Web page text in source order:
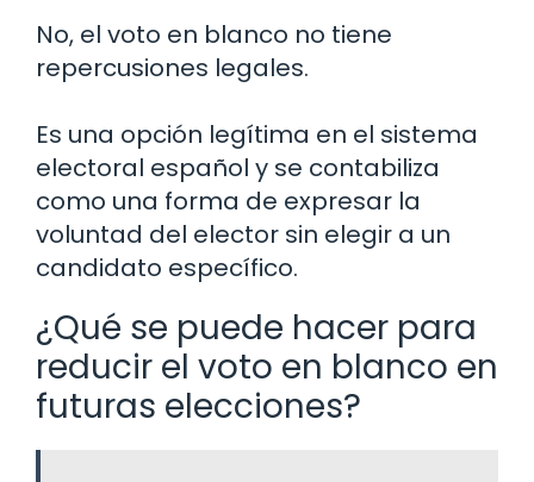
No, el voto en blanco no tiene
repercusiones legales.
Es una opción legítima en el sistema
electoral español y se contabiliza
como una forma de expresar la
voluntad del elector sin elegir a un
candidato específico.
¿Qué se puede hacer para
reducir el voto en blanco en
futuras elecciones?